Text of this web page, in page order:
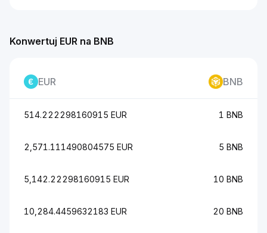
Konwertuj EUR na BNB
EUR BNB
514.222298160915 EUR 1 BNB
2,571.111490804575 EUR 5 BNB
5,142.22298160915 EUR 10 BNB
10,284.4459632183 EUR 20 BNB